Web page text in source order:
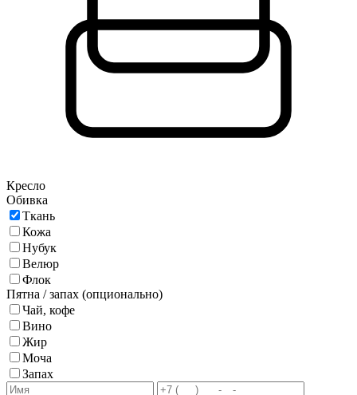
Кресло
Обивка
Ткань
Кожа
Нубук
Велюр
Флок
Пятна / запах (опционально)
Чай, кофе
Вино
Жир
Моча
Запах